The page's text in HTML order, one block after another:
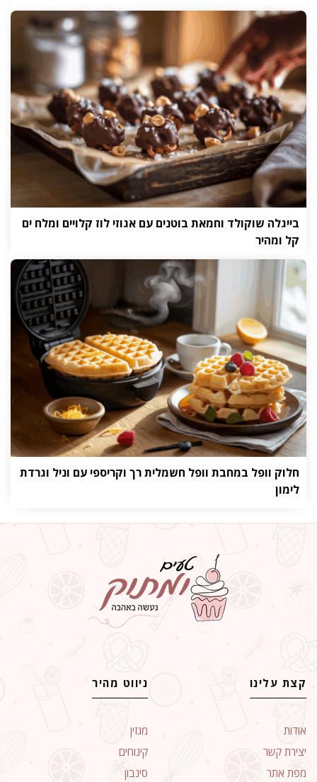
בייגלה שוקולד וחמאת בוטנים עם אגוזי לוז קלויים ומלח ים
קל ומהיר
חלוק וופל במחבת וופל חשמלית רך וקריספי עם וניל וגרדת
לימון
קצת עלינו
אודות
יצירת קשר
מפת אתר
ניווט מהיר
מגזין
קינוחים
סינבון